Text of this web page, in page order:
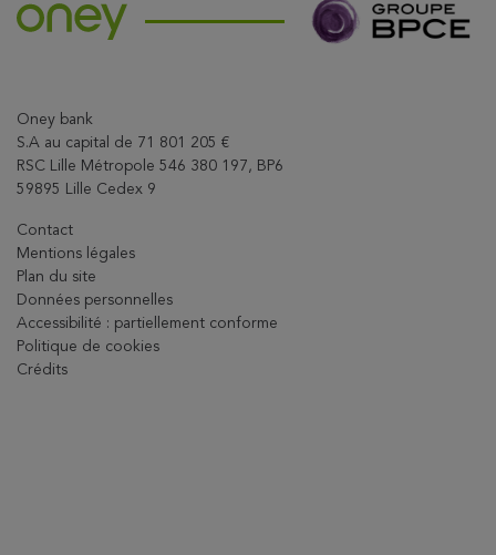
Oney bank
S.A au capital de 71 801 205 €
RSC Lille Métropole 546 380 197, BP6
59895 Lille Cedex 9
Contact
Mentions légales
Plan du site
Données personnelles
Accessibilité : partiellement conforme
Politique de cookies
Crédits